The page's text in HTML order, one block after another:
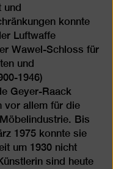
und
konnte
Luftwaffe
Wawel-Schloss für
und
1946)
Geyer-Raack
vor allem für die
Bis
1975 konnte sie
um 1930 nicht
sind heute